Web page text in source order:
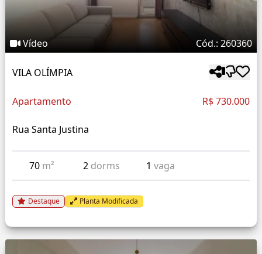
Vídeo Cód.: 260360
VILA OLÍMPIA
Apartamento R$ 730.000
Rua Santa Justina
70 m² 2 dorms 1vaga
Destaque Planta Modificada